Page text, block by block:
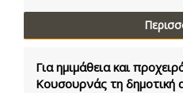
Για ημιμάθεια και
Κουσουρνάς τη δημοτική